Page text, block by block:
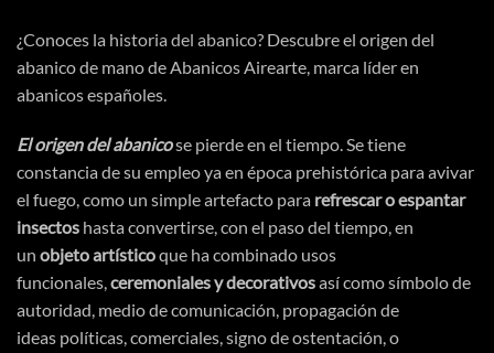
¿Conoces la historia del abanico? Descubre el origen del
abanico de mano de Abanicos Airearte, marca líder en
abanicos españoles.
El origen del abanicose pierde en el tiempo. Se tiene
constancia de su empleo ya en época prehistórica para avivar
el fuego, como un simple artefacto para refrescar o espantar
insectos hasta convertirse, con el paso del tiempo, en
un objetoartísticoque ha combinado usos
funcionales,ceremoniales y decorativosasí comosímbolode
autoridad, medio decomunicación, propagación de
ideas políticas, comerciales, signo deostentación, o